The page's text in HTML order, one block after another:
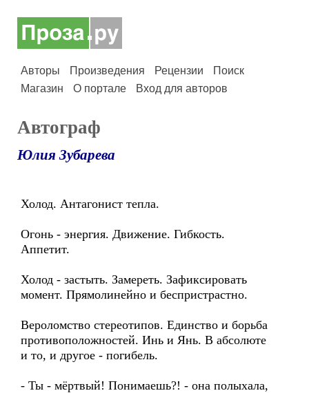
Авторы Произведения Рецензии
Поиск
Магазин
О портале Вход для авторов
Автограф
Юлия Зубарева
Холод. Антагонист тепла.
Огонь - энергия. Движение. Гибкость.
Аппетит.
Холод - застыть. Замереть. Зафиксировать
момент. Прямолинейно и беспристрастно.
Вероломство стереотипов. Единство и борьба
противоположностей. Инь и Янь. В абсолюте
и то, и другое - погибель.
- Ты - мёртвый! Понимаешь?! - она полыхала,